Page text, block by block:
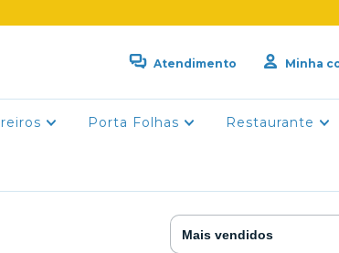
Atendimento Minha
Porta Folhas Restaurante